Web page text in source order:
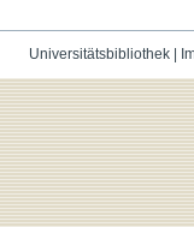
Universitätsbibliothek|